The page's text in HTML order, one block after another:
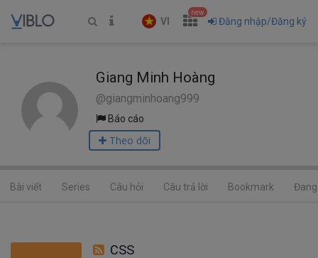
VI
new
Đăng nhập/Đăng ký
Giang Minh Hoàng
@giangminhoang999
Báo cáo
Theo dõi
Bài viết Series Câu hỏi Câu trả lời Bookmark
CSS